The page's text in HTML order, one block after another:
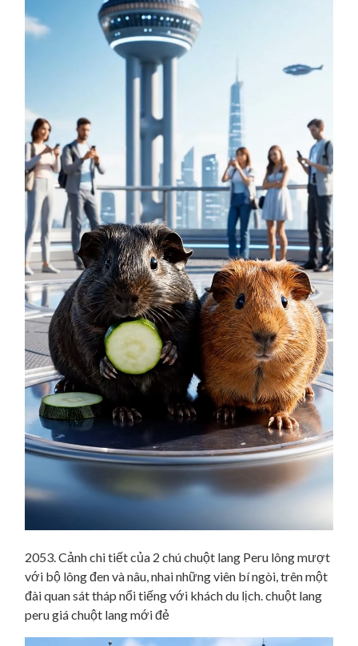
2053. Cảnh chi tiết của 2 chú chuột lang Peru lông mượt
với bộ lông đen và nâu, nhai những viên bí ngòi, trên một
đài quan sát tháp nổi tiếng với khách du lịch. chuột lang
peru giá chuột lang mới đẻ